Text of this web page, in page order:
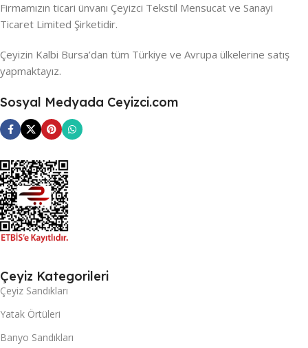
Firmamızın ticari ünvanı Çeyizci Tekstil Mensucat ve Sanayi
Ticaret Limited Şirketidir.
Çeyizin Kalbi Bursa’dan tüm Türkiye ve Avrupa ülkelerine satış
yapmaktayız.
Sosyal Medyada Ceyizci.com
Çeyiz Kategorileri
Çeyiz Sandıkları
Yatak Örtüleri
Banyo Sandıkları